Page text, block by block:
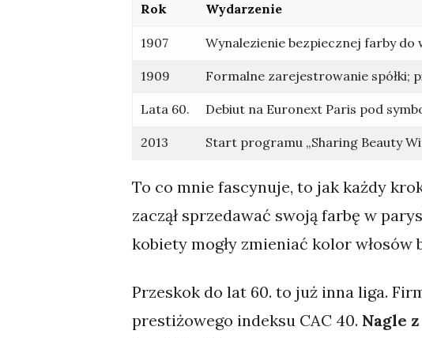
Rok Wydarzenie
1907 Wynalezienie bezpiecznej farby do
1909 Formalne zarejestrowanie spółki;
Lata 60. Debiut na Euronext Paris pod
2013 Start programu „Sharing Beauty
To co mnie fascynuje, to jak każdy
zaczął sprzedawać swoją farbę w
kobiety mogły zmieniać kolor włosów
Przeskok do lat 60. to już inna liga.
prestiżowego indeksu CAC 40. Nagle